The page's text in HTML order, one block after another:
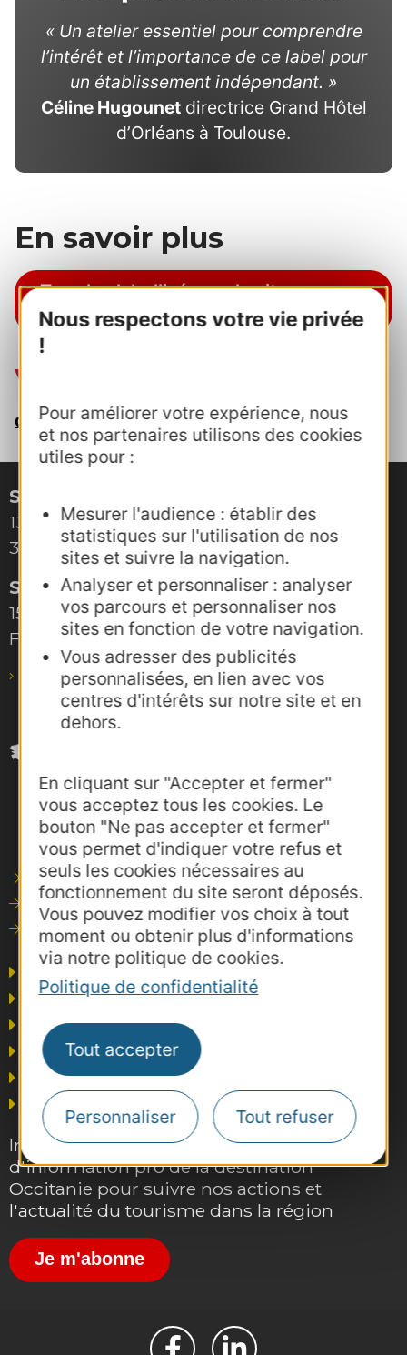
Nous respectons votre vie privée
!
Pour améliorer votre expérience, nous
et nos partenaires utilisons des cookies
utiles pour :
Mesurer l'audience : établir des
statistiques sur l'utilisation de nos
sites et suivre la navigation.
Analyser et personnaliser : analyser
vos parcours et personnaliser nos
sites en fonction de votre navigation.
Vous adresser des publicités
personnalisées, en lien avec vos
centres d'intérêts sur notre site et en
dehors.
En cliquant sur "Accepter et fermer"
vous acceptez tous les cookies. Le
bouton "Ne pas accepter et fermer"
vous permet d'indiquer votre refus et
seuls les cookies nécessaires au
fonctionnement du site seront déposés.
Vous pouvez modifier vos choix à tout
moment ou obtenir plus d'informations
via notre politique de cookies.
Politique de confidentialité
Tout accepter
Personnaliser Tout refuser
« Un atelier essentiel pour comprendre
l’intérêt et l’importance de ce label pour
un établissement indépendant. »
Céline Hugounetdirectrice Grand Hôtel
d’Orléans à Toulouse.
En savoir plus
Tous les labellisés sur le site voyage-
occitanie
Votre contact au CRTL
qualite.tourisme@agence-adocc.com
Site de Montpellier
132, boulevard Pénélope
34000 Montpellier
Site de Toulouse
15, rue Rivals – CS 78543
F-31685 Toulouse Cedex 6
pro@agence-adocc.com
Outils de communication
Photothèque
Consultations
Agence AD'OCC
Presse et influence
Voyagistes
Business/Mice
Thermalisme
Grand public
Inscrivez-vous gratuitement à la lettre
d'information pro de la destination
Occitanie pour suivre nos actions et
l'actualité du tourisme dans la région
Je m'abonne